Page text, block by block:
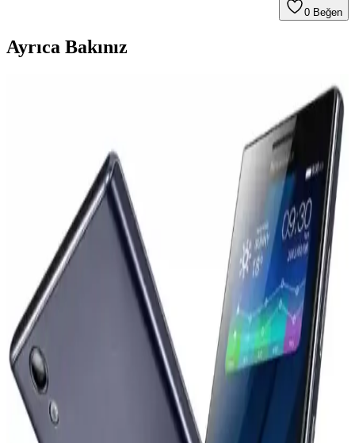
0 Beğen
Ayrıca Bakınız
Samsung Electronics'in Artan Maliyetler ve Ürün
Samsung Electronics, artan bileşen maliyetleri ve yenilik eksikliği
nedeniyle finansal zorluklarla mücadele ediyor. Şirket, maliyetleri
düşürmek ve ürün stratejisini yeniden şekillendirmek zorunda
OnePlus'ın Küresel Pazarlardan Çekilme Kararı ve
Pazar Dinamiklerine Etkileri
OnePlus, 2026 Nisan itibarıyla Avrupa'da faaliyetlerini durdurabilir.
Oppo ile entegrasyon ve pazar stratejisi değişiklikleri bu kararda
etkili. Kullanıcılar yazılım desteği ve güncellemeler konusunda
belirsizlik yaşıyor.
iPhone 17 Pro ve Samsung Galaxy S22
Ekranlarında Renk Doğruluğu ve Canlılık
Karşılaştırması
Samsung Galaxy S22 ekranları canlı renkler sunarken, iPhone 17
Pro daha doğru ve doğal renkler sağlar. Renk doygunluğu ve
kalibrasyon farklılıkları kullanıcı deneyimini etkiler.